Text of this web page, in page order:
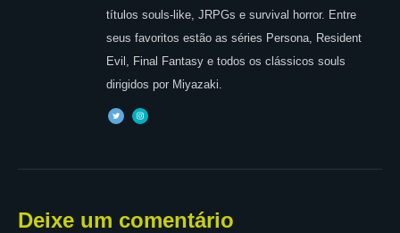
títulos souls-like, JRPGs e survival horror. Entre
seus favoritos estão as séries Persona, Resident
Evil, Final Fantasy e todos os clássicos souls
dirigidos por Miyazaki.
Deixe um comentário